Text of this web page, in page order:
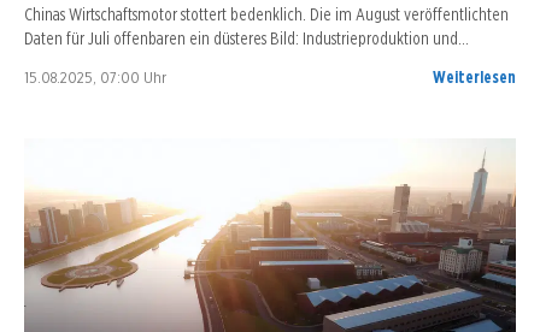
Chinas Wirtschaftsmotor stottert bedenklich. Die im August veröffentlichten
Daten für Juli offenbaren ein düsteres Bild: Industrieproduktion und…
15.08.2025, 07:00 Uhr Weiterlesen